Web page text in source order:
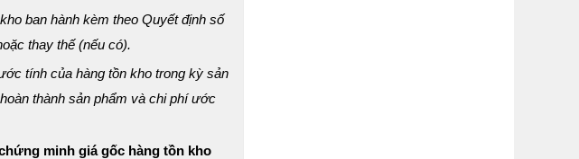
ban hành kèm theo Quyết định số
thay thế (nếu có).
tính của hàng tồn kho trong kỳ sản
thành sản phẩm và chi phí ước
minh giá gốc hàng tồn kho